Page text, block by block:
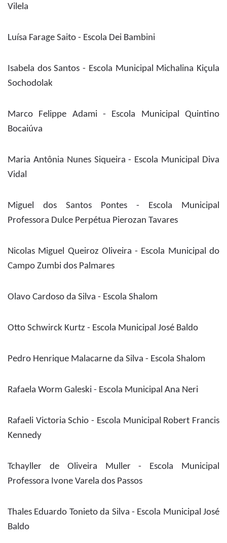
Vilela
Luísa Farage Saito - Escola Dei Bambini
Isabela dos Santos - Escola Municipal Michalina Kiçula
Sochodolak
Marco Felippe Adami - Escola Municipal Quintino
Bocaiúva
Maria Antônia Nunes Siqueira - Escola Municipal Diva
Vidal
Miguel dos Santos Pontes - Escola Municipal
Professora Dulce Perpétua Pierozan Tavares
Nicolas Miguel Queiroz Oliveira - Escola Municipal do
Campo Zumbi dos Palmares
Olavo Cardoso da Silva - Escola Shalom
Otto Schwirck Kurtz - Escola Municipal José Baldo
Pedro Henrique Malacarne da Silva - Escola Shalom
Rafaela Worm Galeski - Escola Municipal Ana Neri
Rafaeli Victoria Schio - Escola Municipal Robert Francis
Kennedy
Tchayller de Oliveira Muller - Escola Municipal
Professora Ivone Varela dos Passos
Thales Eduardo Tonieto da Silva - Escola Municipal José
Baldo